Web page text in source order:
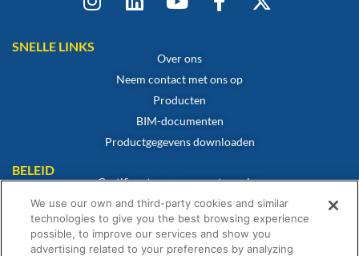
SNELLE LINKS
Over ons
Neem contact met ons op
Producten
BIM-documenten
Productgegevens downloaden
BELEID
Certificaat van overeenstemming
Cookiebeleid
Disclaimer
Privacybeleid
We use our own and third-party cookies and similar
technologies to give you the best browsing experience
possible, to improve our services and show you
advertising related to your preferences by analyzing